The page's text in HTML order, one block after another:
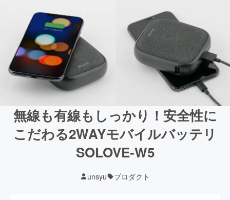
無線も有線もしっかり！安全性に
こだわる2WAYモバイルバッテリ
SOLOVE-W5
unsyu プロダクト